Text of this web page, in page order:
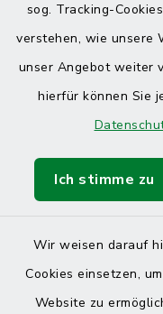
sog. Tracking-
verstehen, wie unsere
unser Angebot weiter
hierfür können Sie
Ich stimme zu
Wir weisen darauf
Cookies einsetzen,
Website zu